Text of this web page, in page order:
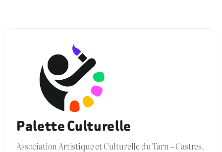
Palette Culturelle
Association Artistique et Culturelle du Tarn – Castres,